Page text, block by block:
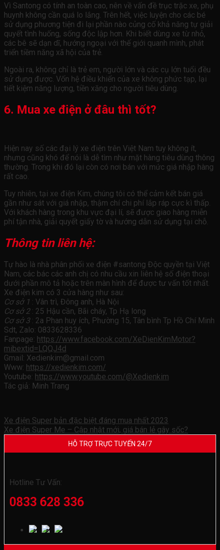
Vì Santong có tính an toàn cao, nên về vấn đề trục trặc xe, phụ
huynh không cần quá lo lắng. Trên hết, việc luyện cho các bé
sử dụng phương tiện đi lại phần nào củng cố khả năng tự giải
quyết tình huống, sống độc lập hơn. Khi biết dùng xe từ nhỏ,
các bê sẽ dạn dĩ, hướng ngoại với thế giới quanh mình, phát
triển tiềm năng xã hội của trẻ.
Ngoài ra, không chỉ là trẻ em, người lớn và các cụ lớn tuổi đều
sử dụng được. Vốn hệ điều khiển của xe không phức tạp, lại
tiết kiệm năng lượng, tiền xăng cho người tiêu dùng.
6. Mua xe điện ở đâu thì tốt?
Hiện nay số các đại lý xe điện trên Việt Nam tuy không ít,
nhưng cũng khó để nói là dễ tìm như mặt hàng tiêu dùng thông
thường. Trong khi đó lại còn có nơi bán với mức giá nhập hàng
rất cao.
Tuy nhiên, tại xe điện Kim, chúng tôi có thể cảm kết bán giá
gần như sát với giá nhập, thậm chí chi phí lắp ráp cực kì thấp.
Với khách hàng trong khu vực đại lí, sẽ được giao hàng miễn
phí tận nhà, giải quyết giấy tờ và hướng dẫn sử dụng tại chỗ.
Thông tin liên hệ:
Tự hào là nhà phân phối xe điện #santong Độc quyền tại Việt
Nam, các bác các anh chị có nhu cầu xin liên hệ số điện thoại
dưới phần mô tả hoặc trên màn hình để được tư vấn tốt nhất.
Xe điện kim có 3 cửa hàng như sau:
Cơ sở 1 : Vân trì, Đông anh, Hà Nội
Cơ sở 2: 25 Hậu cần, Bãi cháy, Tp Hạ long
Cơ sở 3: 2a Phan huy ích, Phường 15, Tân bình Tp Hồ Chí Minh
Sdt, Zalo: 0833628336
Fanpage: https://www.facebook.com/XeDienKimMotor?
mibextid=LQQJ4d
Gmail: Xedienkim@gmail.com
Www: https://xedienkim.com/
Youtube: https://www.youtube.com/@Xedienkim
Tác giả: Minh Trang
Xe điện Super bản đặc biệt đáng mua nhất 2023
Xe điện Super Me – Cập nhật mới, giá bán lẻ gây sốc?
HỖ TRỢ TRỰC TUYẾN 24/7
Hotline Tư Vấn:
0833 628 336